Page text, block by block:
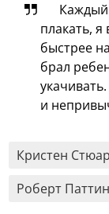
Каждый
плакать,
быстрее
брал
и
Кристен
Роберт